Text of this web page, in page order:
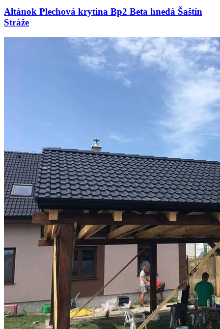
Altánok Plechová krytina Bp2 Beta hnedá Šaštín
Stráže